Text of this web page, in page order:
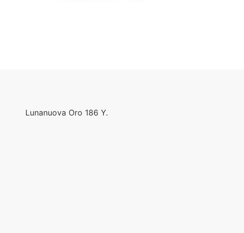
Lunanuova Oro 186 Y.